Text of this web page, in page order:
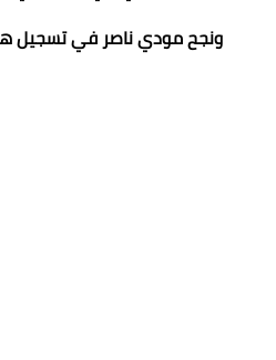
ونجح مودي ناصر في تسجيل